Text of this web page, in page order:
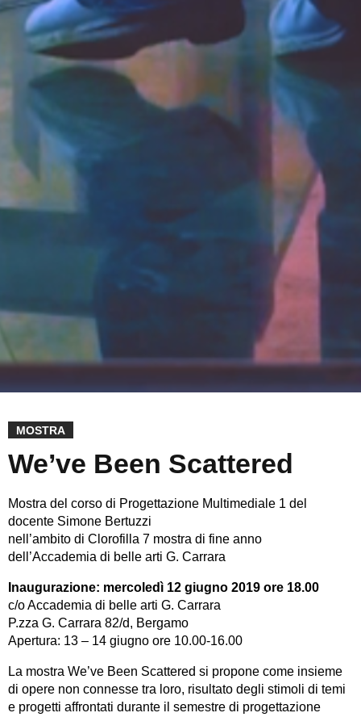
MOSTRA
We’ve Been Scattered
Mostra del corso di Progettazione Multimediale 1 del
docente Simone Bertuzzi
nell’ambito di Clorofilla 7 mostra di fine anno
dell’Accademia di belle arti G. Carrara
Inaugurazione: mercoledì 12 giugno 2019 ore 18.00
c/o Accademia di belle arti G. Carrara
P.zza G. Carrara 82/d, Bergamo
Apertura: 13 – 14 giugno ore 10.00-16.00
La mostra We’ve Been Scattered si propone come insieme
di opere non connesse tra loro, risultato degli stimoli di temi
e progetti affrontati durante il semestre di progettazione